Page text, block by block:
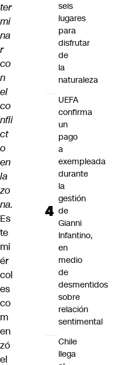
ter
mi
na
r
co
n
el
co
nfli
ct
o
en
la
zo
na.
Es
te
mi
ér
col
es
co
m
en
zó
el
seis
lugares
para
disfrutar
de
la
naturaleza
UEFA
confirma
un
pago
a
exempleada
durante
la
gestión
de
Gianni
Infantino,
en
medio
de
desmentidos
sobre
relación
sentimental
Chile
llega